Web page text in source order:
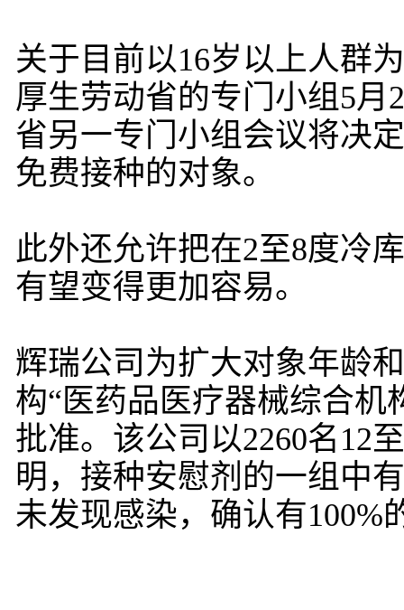
关于目前以16岁以上人群
厚生劳动省的专门小组5月
省另一专门小组会议将决
免费接种的对象。
此外还允许把在2至8度冷
有望变得更加容易。
辉瑞公司为扩大对象年龄
构“医药品医疗器械综合机
批准。该公司以2260名12
明，接种安慰剂的一组中
未发现感染，确认有100%